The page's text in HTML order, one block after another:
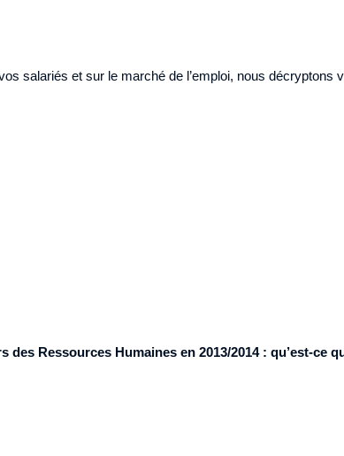
salariés et sur le marché de l’emploi, nous décryptons
Ressources Humaines en 2013/2014 : qu’est-ce